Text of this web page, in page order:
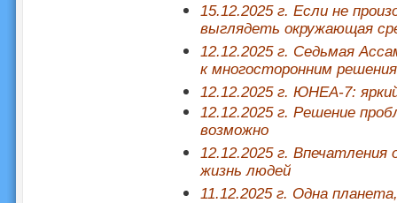
15.12.2025 г. Если не
выглядеть окружающая
12.12.2025 г. Седьмая
к многосторонним
12.12.2025 г. ЮНЕА-7:
12.12.2025 г. Решение
возможно
12.12.2025 г.
жизнь людей
11.12.2025 г. Одна